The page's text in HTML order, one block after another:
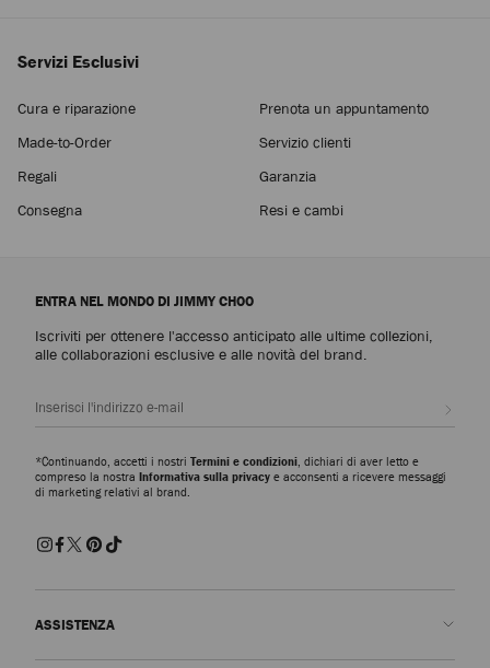
Servizi Esclusivi
Cura e riparazione
Prenota un appuntamento
Made-to-Order
Servizio clienti
Regali
Garanzia
Consegna
Resi e cambi
ENTRA NEL MONDO DI JIMMY CHOO
Iscriviti per ottenere l'accesso anticipato alle ultime collezioni,
alle collaborazioni esclusive e alle novità del brand.
*Continuando, accetti i nostri Termini e condizioni , dichiari di aver letto e
compreso la nostra Informativa sulla privacy e acconsenti a ricevere messaggi
di marketing relativi al brand.
ASSISTENZA